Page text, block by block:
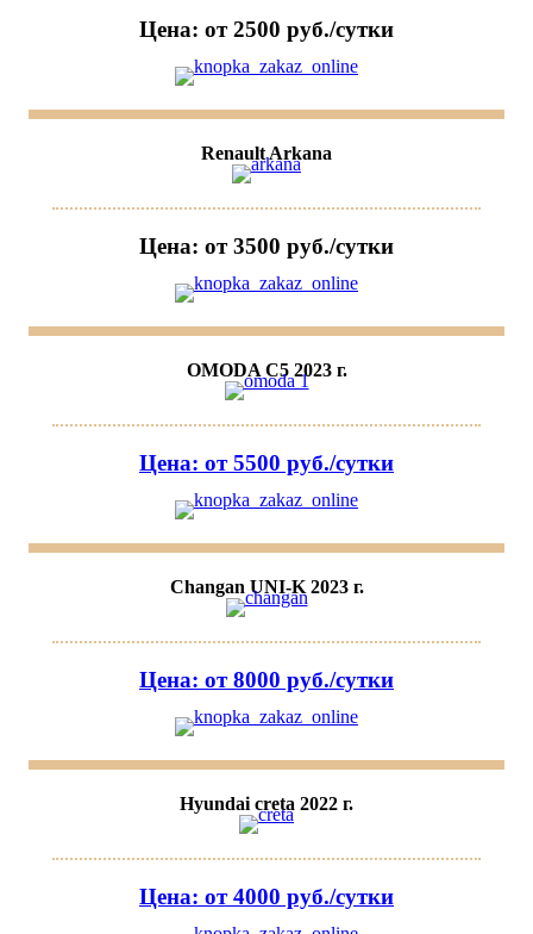
Цена: от 2500 руб./сутки
Renault Arkana
Цена: от 3500 руб./сутки
OMODA C5 2023 г.
Цена: от 5500 руб./сутки
Changan UNI-K 2023 г.
Цена: от 8000 руб./сутки
Hyundai creta 2022 г.
Цена: от 4000 руб./сутки